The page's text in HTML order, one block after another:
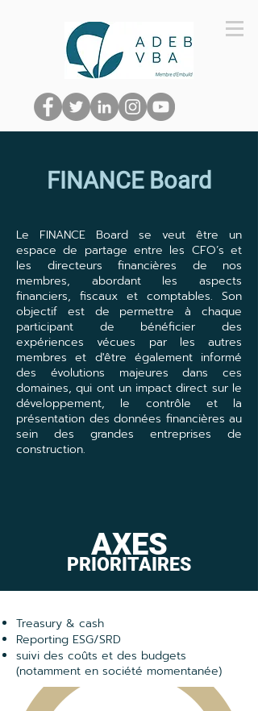
FINANCE Board
Le FINANCE Board se veut être un
espace de partage entre les CFO’s et
les directeurs financières de nos
membres, abordant les aspects
financiers, fiscaux et comptables. Son
objectif est de permettre à chaque
participant de bénéficier des
expériences vécues par les autres
membres et d'être également informé
des évolutions majeures dans ces
domaines, qui ont un impact direct sur le
développement, le contrôle et la
présentation des données financières au
sein des grandes entreprises de
construction.
AXES
PRIORITAIRES
Treasury & cash
Reporting ESG/SRD
suivi des coûts et des budgets
(notamment en société momentanée)